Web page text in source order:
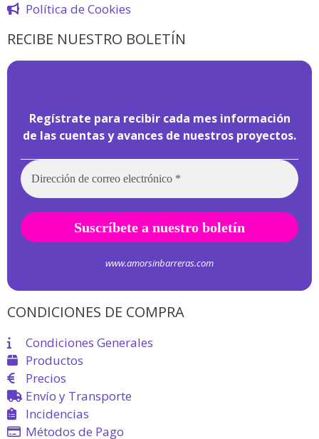
Política de Cookies
RECIBE NUESTRO BOLETÍN
Regístrate para recibir cada mes información
de las cuentas y avances de nuestros proyectos.
www.amorsinbarreras.com
CONDICIONES DE COMPRA
Condiciones Generales
Productos
Precios
Envío y Transporte
Incidencias
Métodos de Pago